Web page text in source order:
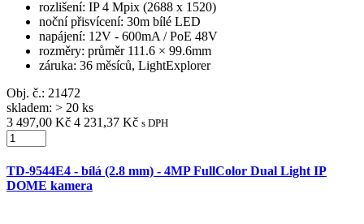
rozlišení: IP 4 Mpix (2688 x 1520)
noční přisvícení: 30m bílé LED
napájení: 12V - 600mA / PoE 48V
rozměry: průměr 111.6 × 99.6mm
záruka: 36 měsíců, LightExplorer
Obj. č.: 21472
skladem: > 20 ks
3 497,00 Kč 4 231,37 Kč s DPH
TD-9544E4 - bílá (2.8 mm) - 4MP FullColor Dual Light IP
DOME kamera